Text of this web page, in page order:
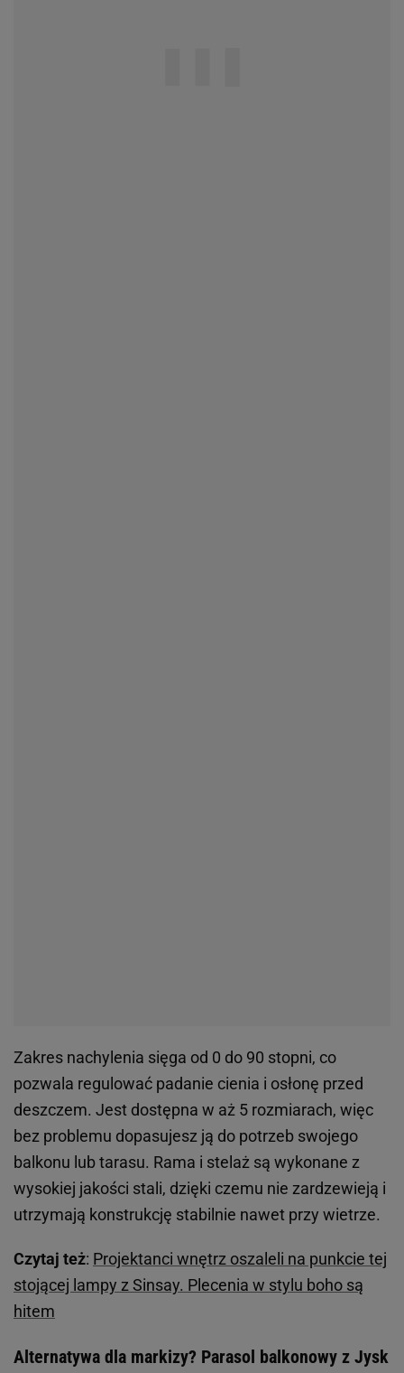
Zakres nachylenia sięga od 0 do 90 stopni, co
pozwala regulować padanie cienia i osłonę przed
deszczem. Jest dostępna w aż 5 rozmiarach, więc
bez problemu dopasujesz ją do potrzeb swojego
balkonu lub tarasu. Rama i stelaż są wykonane z
wysokiej jakości stali, dzięki czemu nie zardzewieją i
utrzymają konstrukcję stabilnie nawet przy wietrze.
Czytaj też: Projektanci wnętrz oszaleli na punkcie tej
stojącej lampy z Sinsay. Plecenia w stylu boho są
hitem
Alternatywa dla markizy? Parasol balkonowy z Jysk